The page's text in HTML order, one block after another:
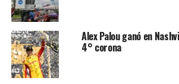
PRINCIPAL
PRÓXIMA NOTICIA
Josef Newgarden dueño del óvalo de
Alex Palou ganó en
4° corona